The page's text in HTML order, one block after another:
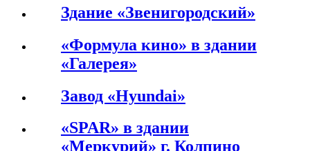
Здание «Звенигородский»
«Формула кино» в здании
«Галерея»
Завод «Hyundai»
«SPAR» в здании
«Меркурий» г. Колпино